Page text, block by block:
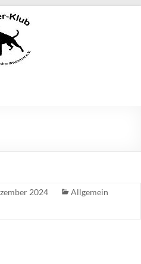
2024
Allgemein